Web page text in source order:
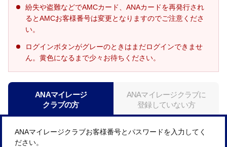
紛失や盗難などでAMCカード、ANAカードを再発行され
るとAMCお客様番号は変更となりますのでご注意くださ
い。
ログインボタンがグレーのときはまだログインできませ
ん。黄色になるまで少々お待ちください。
ANAマイレージ
クラブの方
ANAマイレージクラブに
登録していない方
ANAマイレージクラブお客様番号とパスワードを入力してく
ださい。